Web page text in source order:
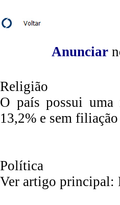
Anunciar
Religião
O país possui uma
13,2% e sem
Política
Ver artigo principal: